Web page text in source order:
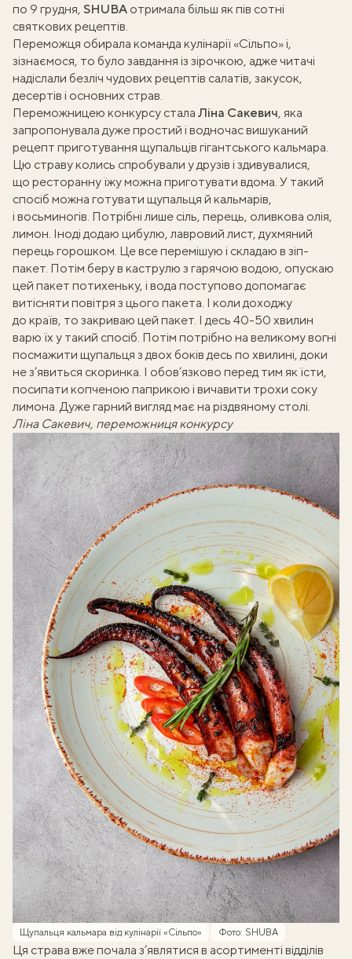
по 9 грудня, SHUBA отримала більш як пів сотні
святкових рецептів.
Переможця обирала команда кулінарії «Сільпо» і,
зізнаємося, то було завдання із зірочкою, адже читачі
надіслали безліч чудових рецептів салатів, закусок,
десертів і основних страв.
Переможницею конкурсу стала Ліна Сакевич, яка
запропонувала дуже простий і водночас вишуканий
рецепт приготування щупальців гігантського кальмара.
Цю страву колись спробували у друзів і здивувалися,
що ресторанну їжу можна приготувати вдома. У такий
спосіб можна готувати щупальця й кальмарів,
і восьминогів. Потрібні лише сіль, перець, оливкова олія,
лимон. Іноді додаю цибулю, лавровий лист, духмяний
перець горошком. Це все перемішую і складаю в зіп-
пакет. Потім беру в каструлю з гарячою водою, опускаю
цей пакет потихеньку, і вода поступово допомагає
витісняти повітря з цього пакета. І коли доходжу
до країв, то закриваю цей пакет. І десь 40-50 хвилин
варю їх у такий спосіб. Потім потрібно на великому вогні
посмажити щупальця з двох боків десь по хвилині, доки
не з’явиться скоринка. І обов’язково перед тим як їсти,
посипати копченою паприкою і вичавити трохи соку
лимона. Дуже гарний вигляд має на різдвяному столі.
Ліна Сакевич, переможниця конкурсу
Щупальця кальмара від кулінарії «Сільпо» Фото: SHUBA
Ця страва вже почала з’являтися в асортименті відділів